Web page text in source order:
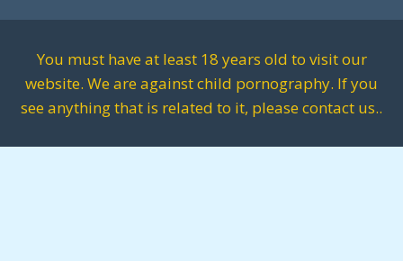
You must have at least 18 years old to visit our
website. We are against child pornography. If you
see anything that is related to it, please contact us..